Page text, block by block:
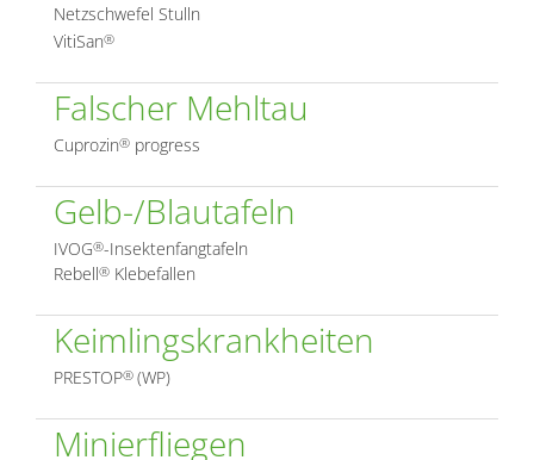
Netzschwefel Stulln
VitiSan®
Falscher Mehltau
Cuprozin®progress
Gelb-/Blautafeln
IVOG®-Insektenfangtafeln
Rebell®Klebefallen
Keimlingskrankheiten
PRESTOP® (WP)
Minierfliegen